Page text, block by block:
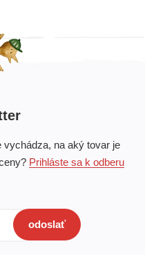
na aký tovar je
Prihláste sa k odberu
odoslať